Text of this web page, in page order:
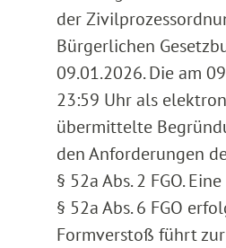
der
Bürgerlichen
09.01.2026. Die am
23:59 Uhr als
übermittelte
den Anforderungen
§ 52a Abs. 2 FGO.
§ 52a Abs. 6 FGO
Formverstoß führt